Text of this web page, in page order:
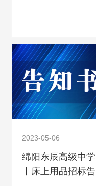
2023-05-06
绵阳东辰高级中学
丨床上用品招标告